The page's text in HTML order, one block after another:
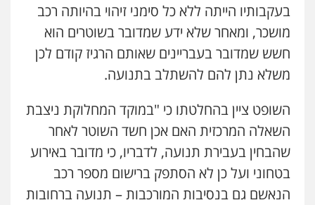
בעקבותיו הייתה ללא כל סימני זיהוי בהיותה רכב
מושכר, ומאחר שלא ידע שמדובר בשוטרים הוא
חשש שמדובר בעבריינים שאותם הרגיז קודם לכן
משלא נתן להם להשתלב בתנועה.
השופט ציין בהחלטתו כי "במוקד המחלוקת ניצבת
השאלה המרכזית האם אכן חשד השוטר לאחר
שהבחין בעבירת תנועה, לדבריו, כי מדובר באירוע
בטחוני ועל כן לא הסתפק ברישום מספר רכב
הנאשם גם בנסיבות המורכבות – תנועה ברחובות